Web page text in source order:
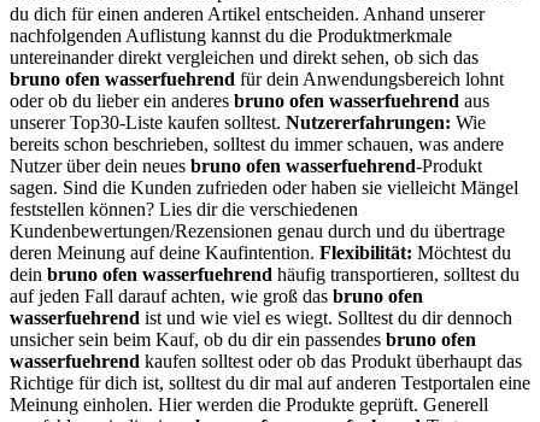
du dich für einen anderen Artikel entscheiden. Anhand unserer
nachfolgenden Auflistung kannst du die Produktmerkmale
untereinander direkt vergleichen und direkt sehen, ob sich das
bruno ofen wasserfuehrend für dein Anwendungsbereich lohnt
oder ob du lieber ein anderes bruno ofen wasserfuehrend aus
unserer Top30-Liste kaufen solltest. Nutzererfahrungen: Wie
bereits schon beschrieben, solltest du immer schauen, was andere
Nutzer über dein neues bruno ofen wasserfuehrend-Produkt
sagen. Sind die Kunden zufrieden oder haben sie vielleicht Mängel
feststellen können? Lies dir die verschiedenen
Kundenbewertungen/Rezensionen genau durch und du übertrage
deren Meinung auf deine Kaufintention. Flexibilität: Möchtest du
dein bruno ofen wasserfuehrend häufig transportieren, solltest du
auf jeden Fall darauf achten, wie groß das bruno ofen
wasserfuehrend ist und wie viel es wiegt. Solltest du dir dennoch
unsicher sein beim Kauf, ob du dir ein passendes bruno ofen
wasserfuehrend kaufen solltest oder ob das Produkt überhaupt das
Richtige für dich ist, solltest du dir mal auf anderen Testportalen eine
Meinung einholen. Hier werden die Produkte geprüft. Generell